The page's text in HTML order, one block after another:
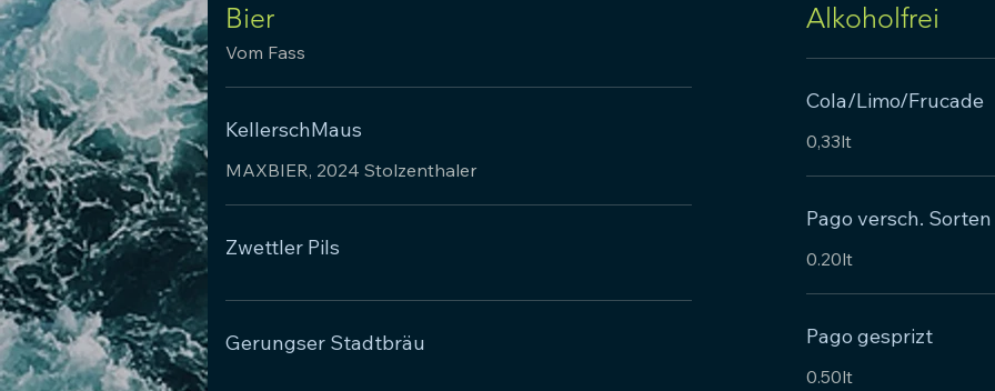
Bier
Vom Fass
KellerschMaus
MAXBIER, 2024 Stolzenthaler
Zwettler Pils
Gerungser Stadtbräu
Alkoholfrei
Cola/Limo/Frucade
0,33lt
Pago versch. Sorten
0.20lt
Pago gesprizt
0.50lt